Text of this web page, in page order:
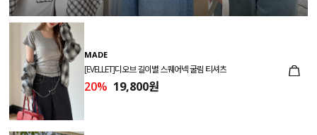
MADE
[EVELLET]디오브 길이별 스퀘어넥 굴림 티셔츠
20% 19,800원